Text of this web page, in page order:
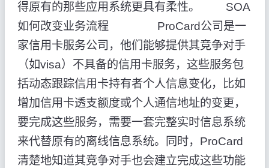
得原有的那些应用系统更具有柔性。 SOA
如何改变业务流程 ProCard公司是一
家信用卡服务公司，他们能够提供其竞争对手
（如visa）不具备的信用卡服务，这些服务包
括动态跟踪信用卡持有者个人信息变化，比如
增加信用卡透支额度或个人通信地址的变更，
要完成这些服务，需要一套完整实时信息系统
来代替原有的离线信息系统。同时，ProCard
清楚地知道其竞争对手也会建立完成这些功能